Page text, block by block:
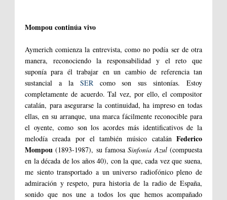
Mompou continúa vivo
Aymerich comienza la entrevista, como no podía ser de otra
manera, reconociendo la responsabilidad y el reto que
suponía para él trabajar en un cambio de referencia tan
sustancial a la SER como son sus sintonías. Estoy
completamente de acuerdo. Tal vez, por ello, el compositor
catalán, para asegurarse la continuidad, ha impreso en todas
ellas, en su arranque, una marca fácilmente reconocible para
el oyente, como son los acordes más identificativos de la
melodía creada por el también músico catalán Federico
Mompou (1893-1987), su famosaSinfonía Azul(compuesta
en la década de los años 40), con la que, cada vez que suena,
me siento transportado a un universo radiofónico pleno de
admiración y respeto, pura historia de la radio de España,
sonido que nos une a todos los que hemos acompañado